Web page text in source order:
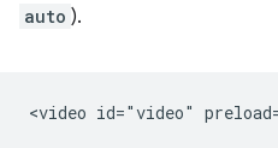
auto ).
<video id="video"